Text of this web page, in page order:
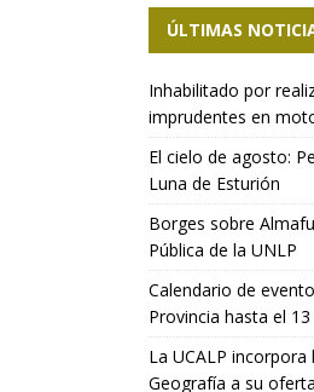
ÚLTIMAS
Inhabilitado por
imprudentes en
El cielo de agosto:
Luna de Esturión
Borges sobre
Pública de la UNLP
Calendario de
Provincia hasta el
La UCALP
Geografía a su